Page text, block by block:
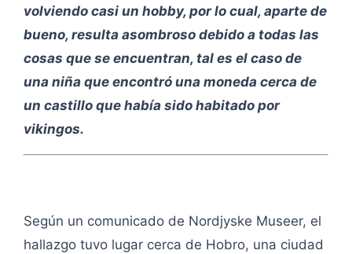
volviendo casi un hobby, por lo cual, aparte de
bueno, resulta asombroso debido a todas las
cosas que se encuentran, tal es el caso de
una niña que encontró una moneda cerca de
un castillo que había sido habitado por
vikingos.
Según un comunicado de Nordjyske Museer, el
hallazgo tuvo lugar cerca de Hobro, una ciudad